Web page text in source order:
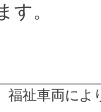
す。
福祉車両によ